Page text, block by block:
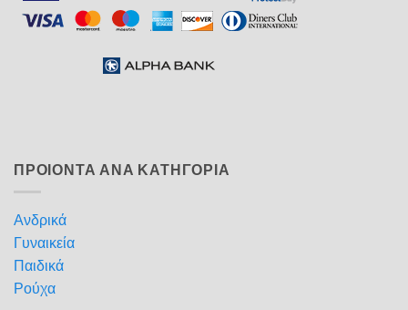
ΠΡΟΙΟΝΤΑ ΑΝΑ ΚΑΤΗΓΟΡΙΑ
Ανδρικά
Γυναικεία
Παιδικά
Ρούχα